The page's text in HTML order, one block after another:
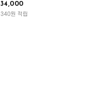
34,000
340원 적립